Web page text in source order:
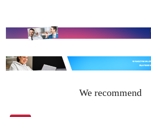
Skip the carousel of products
Status
We recommend